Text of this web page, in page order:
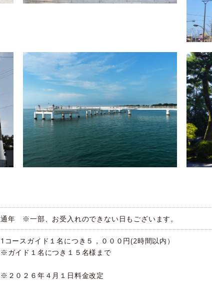
通年 ※一部、お受入れのできない日もございます。
1コースガイド１名につき５，０００円(2時間以内）
※ガイド１名につき１５名様まで
※２０２６年４月１日料金改定